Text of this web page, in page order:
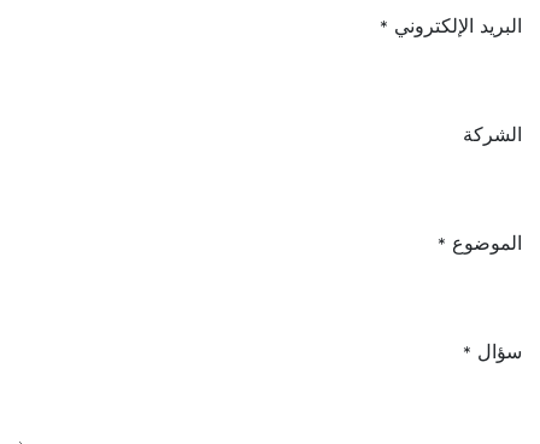
البريد الإلكتروني *
الشركة
الموضوع *
سؤال *